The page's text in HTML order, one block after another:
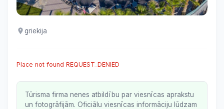
griekija
Place not found REQUEST_DENIED
Tūrisma firma nenes atbildību par viesnīcas aprakstu
un fotogrāfijām. Oficiālu viesnīcas informāciju lūdzam